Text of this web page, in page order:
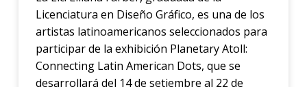
Licenciatura en Diseño Gráfico, es una de los
artistas latinoamericanos seleccionados para
participar de la exhibición Planetary Atoll:
Connecting Latin American Dots, que se
desarrollará del 14 de setiembre al 22 de